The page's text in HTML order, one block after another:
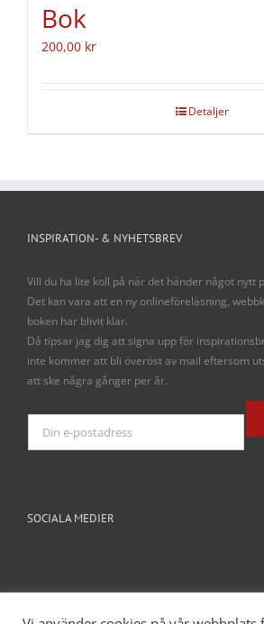
Bok
200,00 kr
Detaljer
INSPIRATION- & NYHETSBREV
Vill du ha lite koll på när det händer något nytt
Det kan vara att en ny onlineföreläsning,
boken har blivit klar.
Då tipsar jag dig att signa upp för
inte kommer att bli överöst av mail eftersom
att ske några gånger per år.
SOCIALA MEDIER